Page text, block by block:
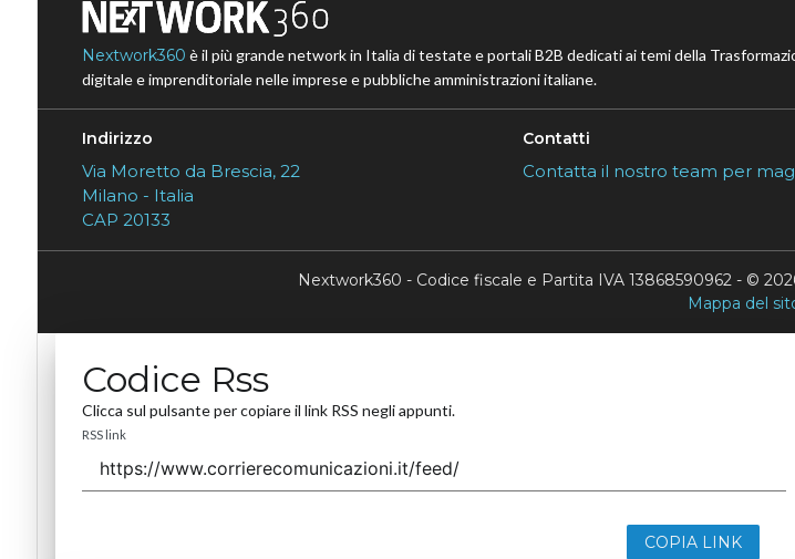
Nextwork360 è il più grande network in Italia di testate e portali B2B dedicati ai temi della
digitale e imprenditoriale nelle imprese e pubbliche amministrazioni italiane.
Indirizzo
Via Moretto da Brescia, 22
Milano - Italia
CAP 20133
Contatti
Contatta il nostro team per
Nextwork360 - Codice fiscale e Partita IVA 13868590962 - ©
Mappa del
Codice Rss
Clicca sul pulsante per copiare il link RSS negli appunti.
RSS link
COPIA LINK